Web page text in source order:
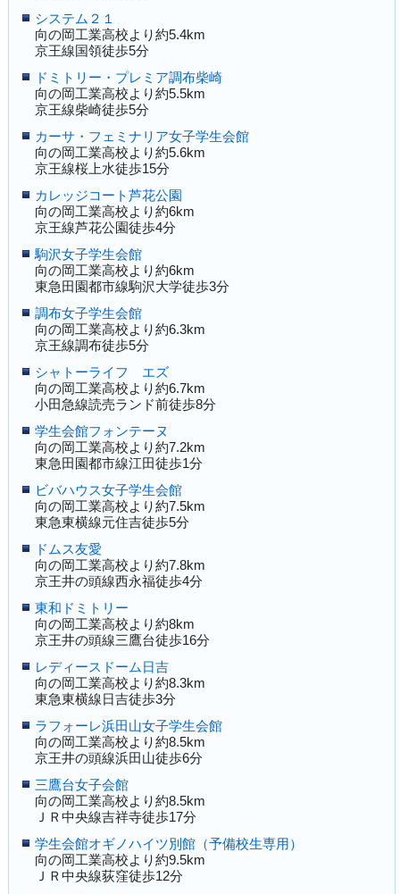
システム２１
向の岡工業高校より約5.4km
京王線国領徒歩5分
ドミトリー・プレミア調布柴崎
向の岡工業高校より約5.5km
京王線柴崎徒歩5分
カーサ・フェミナリア女子学生会館
向の岡工業高校より約5.6km
京王線桜上水徒歩15分
カレッジコート芦花公園
向の岡工業高校より約6km
京王線芦花公園徒歩4分
駒沢女子学生会館
向の岡工業高校より約6km
東急田園都市線駒沢大学徒歩3分
調布女子学生会館
向の岡工業高校より約6.3km
京王線調布徒歩5分
シャトーライフ エズ
向の岡工業高校より約6.7km
小田急線読売ランド前徒歩8分
学生会館フォンテーヌ
向の岡工業高校より約7.2km
東急田園都市線江田徒歩1分
ビバハウス女子学生会館
向の岡工業高校より約7.5km
東急東横線元住吉徒歩5分
ドムス友愛
向の岡工業高校より約7.8km
京王井の頭線西永福徒歩4分
東和ドミトリー
向の岡工業高校より約8km
京王井の頭線三鷹台徒歩16分
レディースドーム日吉
向の岡工業高校より約8.3km
東急東横線日吉徒歩3分
ラフォーレ浜田山女子学生会館
向の岡工業高校より約8.5km
京王井の頭線浜田山徒歩6分
三鷹台女子会館
向の岡工業高校より約8.5km
ＪＲ中央線吉祥寺徒歩17分
学生会館オギノハイツ別館（予備校生専用）
向の岡工業高校より約9.5km
ＪＲ中央線荻窪徒歩12分